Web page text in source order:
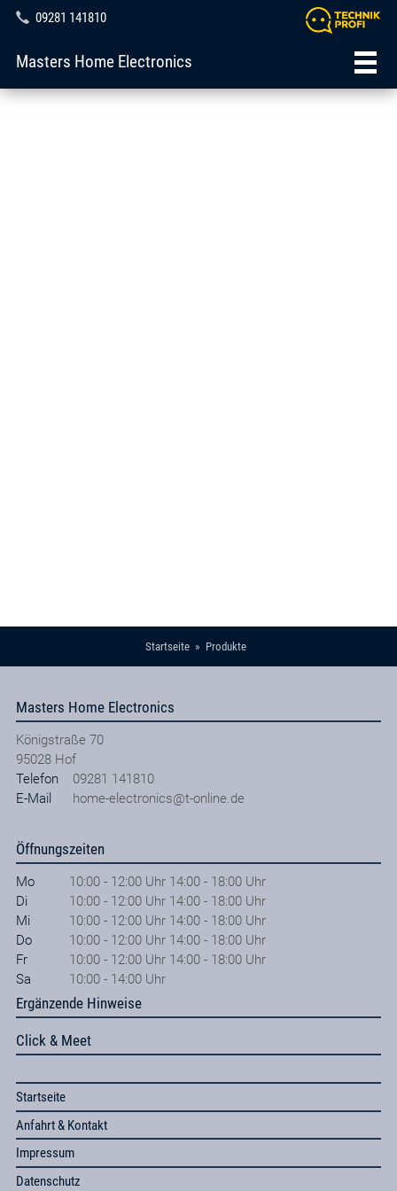
09281 141810
Masters Home Electronics
Startseite Produkte
Masters Home Electronics
Königstraße 70
95028 Hof
Telefon
09281 141810
E-Mail
home-electronics@t-online.de
Öffnungszeiten
Mo
10:00 - 12:00 Uhr 14:00 - 18:00 Uhr
Di
10:00 - 12:00 Uhr 14:00 - 18:00 Uhr
Mi
10:00 - 12:00 Uhr 14:00 - 18:00 Uhr
Do
10:00 - 12:00 Uhr 14:00 - 18:00 Uhr
Fr
10:00 - 12:00 Uhr 14:00 - 18:00 Uhr
Sa
10:00 - 14:00 Uhr
Ergänzende Hinweise
Click & Meet
Startseite
Anfahrt & Kontakt
Impressum
Datenschutz